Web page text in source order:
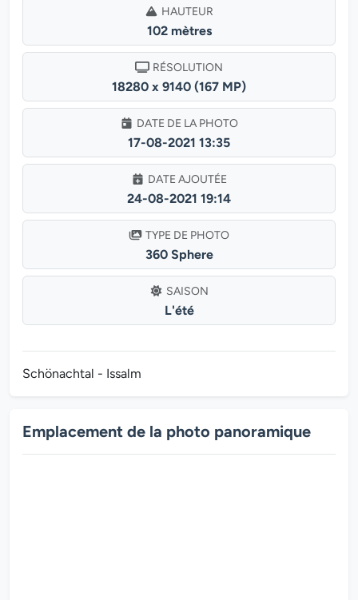
HAUTEUR
102 mètres
RÉSOLUTION
18280 x 9140 (167 MP)
DATE DE LA PHOTO
17-08-2021 13:35
DATE AJOUTÉE
24-08-2021 19:14
TYPE DE PHOTO
360 Sphere
SAISON
L'été
Schönachtal - Issalm
Emplacement de la photo panoramique